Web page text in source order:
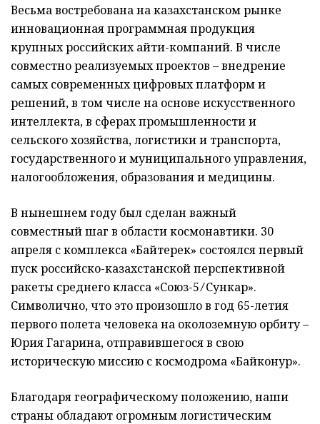
Весьма востребована на казахстанском рынке
инновационная программная продукция
крупных российских айти-компаний. В числе
совместно реализуемых проектов – внедрение
самых совре­менных цифровых платформ и
решений, в том числе на основе искусственного
интеллекта, в сферах промышленности и
сельского хозяйства, логистики и транспорта,
государственного и муниципального управления,
налогообложения, образования и медицины.
В нынешнем году был сделан важный
совместный шаг в облас­ти космонавтики. 30
апреля с комплекса «Байтерек» состоялся первый
пуск российско-казахстан­ской перспективной
ракеты среднего класса «Союз-5 ⁄ Сункар».
Символично, что это произошло в год 65-летия
первого полета человека на околоземную орбиту –
Юрия Гагарина, отправившегося в свою
историческую миссию с космодрома «Байконур».
Благодаря географическому положению, наши
страны обладают огромным логистическим